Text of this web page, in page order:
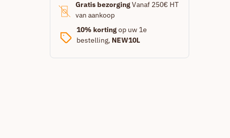
Gratis bezorgingVanaf 250€ HT
van aankoop
10% kortingop uw 1e
bestelling, NEW10L